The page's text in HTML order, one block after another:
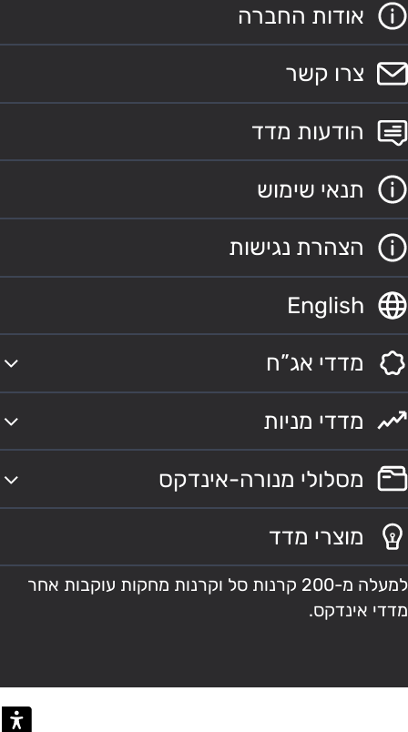
אודות החברה
צרו קשר
הודעות מדד
תנאי שימוש
הצהרת נגישות
English
מדדי אג”ח
מדדי מניות
מסלולי מנורה-אינדקס
מוצרי מדד
למעלה מ-200 קרנות סל וקרנות מחקות עוקבות אחר
מדדי אינדקס.